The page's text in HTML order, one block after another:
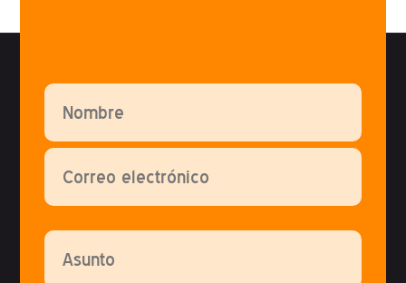
Por favor, deja este campo vacío.